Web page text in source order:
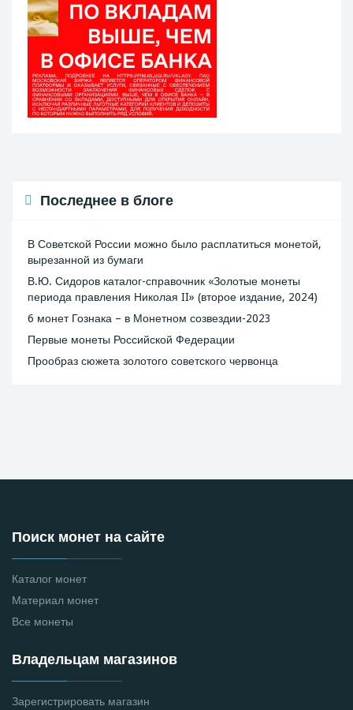
Последнее в блоге
В Советской России можно было расплатиться монетой,
вырезанной из бумаги
В.Ю. Сидоров каталог-справочник «Золотые монеты
периода правления Николая II» (второе издание, 2024)
6 монет Гознака – в Монетном созвездии-2023
Первые монеты Российской Федерации
Прообраз сюжета золотого советского червонца
Поиск монет на сайте
Каталог монет
Материал монет
Все монеты
Владельцам магазинов
Зарегистрировать магазин